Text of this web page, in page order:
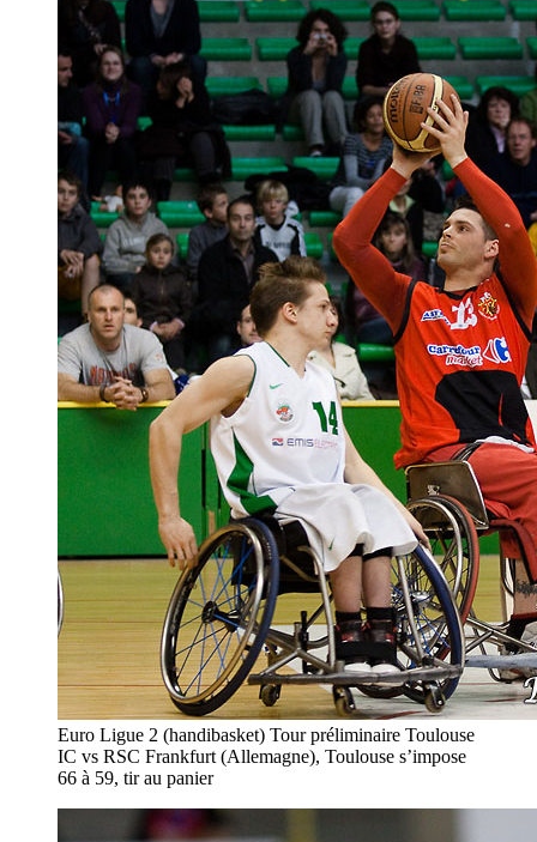
Euro Ligue 2 (handibasket) Tour préliminaire Toulouse
IC vs RSC Frankfurt (Allemagne), Toulouse s’impose
66 à 59, tir au panier